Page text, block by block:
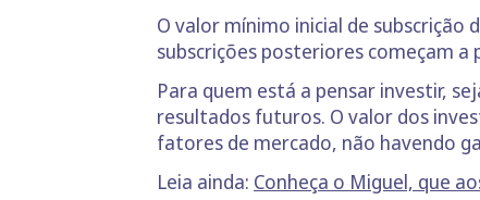
O valor mínimo inicial de subscrição
subscrições posteriores começam
Para quem está a pensar investir,
resultados futuros. O valor dos
fatores de mercado, não havendo
Leia ainda: Conheça o Miguel, que